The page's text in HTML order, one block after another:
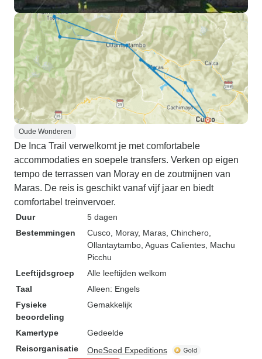
Oude Wonderen
De Inca Trail verwelkomt je met comfortabele
accommodaties en soepele transfers. Verken op eigen
tempo de terrassen van Moray en de zoutmijnen van
Maras. De reis is geschikt vanaf vijf jaar en biedt
comfortabel treinvervoer.
Duur
5 dagen
Bestemmingen
Cusco , Moray, Maras , Chinchero
Ollantaytambo , Aguas Calientes , Machu
Picchu
Leeftijdsgroep
Alle leeftijden welkom
Taal
Alleen: Engels
Fysieke
beoordeling
Gemakkelijk
Kamertype
Gedeelde
Reisorganisatie
OneSeed Expeditions